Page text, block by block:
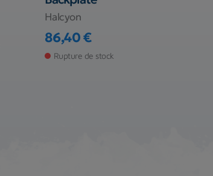
Halcyon
Prix
86,40 €
Rupture de stock